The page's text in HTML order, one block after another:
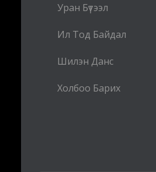
Уран Бүтээл
Ил Тод Байдал
Шилэн Данс
Холбоо Барих